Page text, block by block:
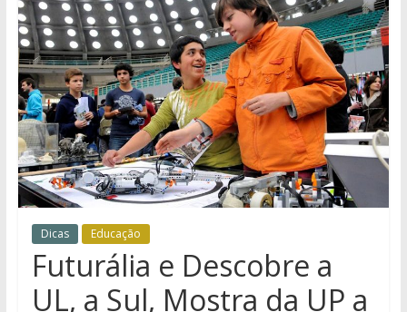
Dicas Educação
Futurália e Descobre a
UL, a Sul, Mostra da UP a